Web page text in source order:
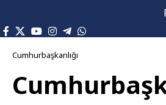
Cumhurbaşkanlığı